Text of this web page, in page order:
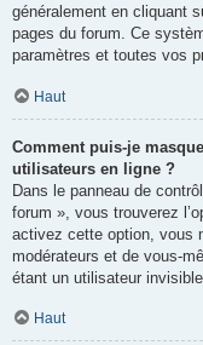
généralement en cliquant
pages du forum. Ce
paramètres et toutes vos
Haut
Comment puis-je
utilisateurs en ligne ?
Dans le panneau de
forum », vous trouverez
activez cette option, vous
modérateurs et de vous-
étant un utilisateur invisible.
Haut